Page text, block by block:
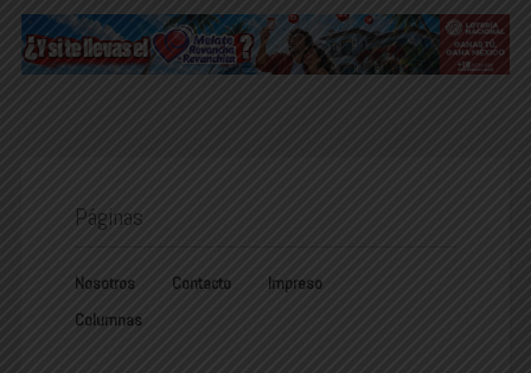
Páginas
Nosotros Contacto
Impreso
Columnas